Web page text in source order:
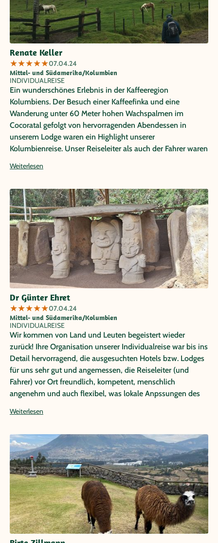
Renate Keller
★★★★★07.04.24
Mittel- und Südamerika/Kolumbien
INDIVIDUALREISE
Ein wunderschönes Erlebnis in der Kaffeeregion
Kolumbiens. Der Besuch einer Kaffeefinka und eine
Wanderung unter 60 Meter hohen Wachspalmen im
Cocoratal gefolgt von hervorragenden Abendessen in
unserem Lodge waren ein Highlight unserer
Kolumbienreise. Unser Reiseleiter als auch der Fahrer waren
Weiterlesen
Dr Günter Ehret
★★★★★07.04.24
Mittel- und Südamerika/Kolumbien
INDIVIDUALREISE
Wir kommen von Land und Leuten begeistert wieder
zurück! Ihre Organisation unserer Individualreise war bis ins
Detail hervorragend, die ausgesuchten Hotels bzw. Lodges
für uns sehr gut und angemessen, die Reiseleiter (und
Fahrer) vor Ort freundlich, kompetent, menschlich
angenehm und auch flexibel, was lokale Anpssungen des
Insgesamt haben wir uns immer bestens betreut und sicher
Individualreisen in Kolumbien wärmstens empfehlen!
Weiterlesen